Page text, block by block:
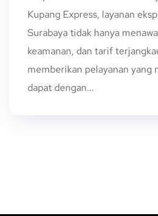
Kupang Express, layanan
Surabaya tidak hanya
keamanan, dan tarif
memberikan pelayanan yang
dapat dengan...